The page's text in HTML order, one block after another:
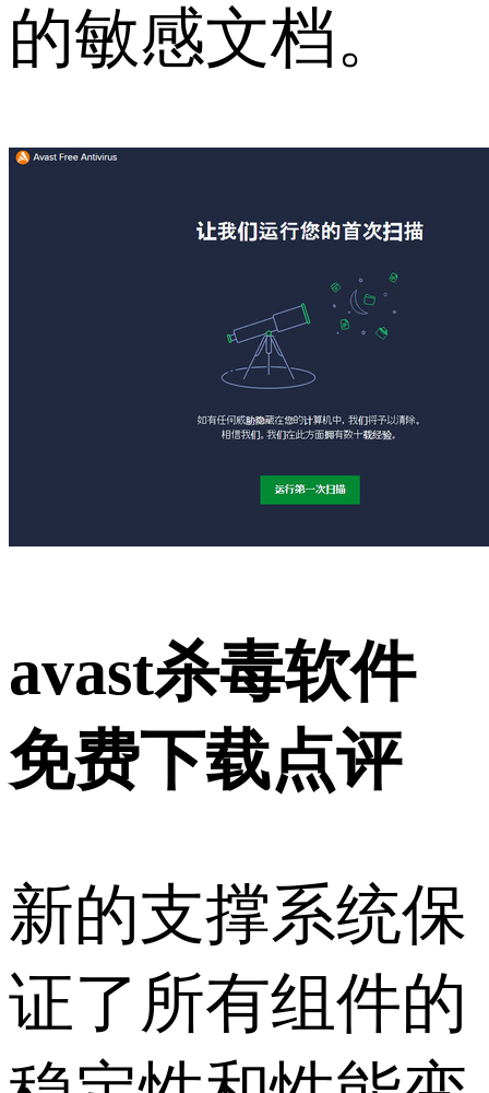
的敏感文档。
avast杀毒软件
免费下载点评
新的支撑系统保
证了所有组件的